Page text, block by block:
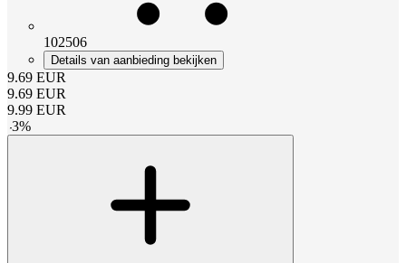
102506
Details van aanbieding bekijken
9.69 EUR
9.69 EUR
9.99 EUR
-3%